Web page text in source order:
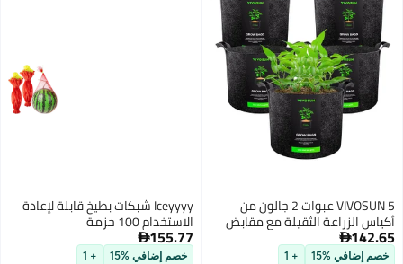
Iceyyyy شبكات بطيخ قابلة لإعادة
الاستخدام 100 حزمة
155.77
خصم إضافي %15